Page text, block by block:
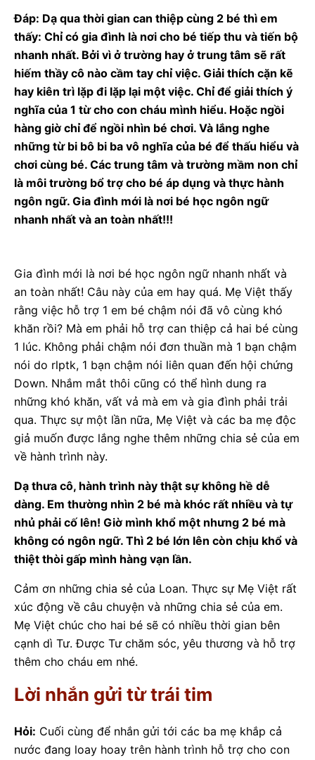
Đáp: Dạ qua thời gian can thiệp cùng 2 bé thì em
thấy: Chỉ có gia đình là nơi cho bé tiếp thu và tiến bộ
nhanh nhất. Bởi vì ở trường hay ở trung tâm sẽ rất
hiếm thầy cô nào cầm tay chỉ việc. Giải thích cặn kẽ
hay kiên trì lặp đi lặp lại một việc. Chỉ để giải thích ý
nghĩa của 1 từ cho con cháu mình hiểu. Hoặc ngồi
hàng giờ chỉ để ngồi nhìn bé chơi. Và lắng nghe
những từ bi bô bi ba vô nghĩa của bé để thấu hiểu và
chơi cùng bé. Các trung tâm và trường mầm non chỉ
là môi trường bổ trợ cho bé áp dụng và thực hành
ngôn ngữ. Gia đình mới là nơi bé học ngôn ngữ
nhanh nhất và an toàn nhất!!!
Gia đình mới là nơi bé học ngôn ngữ nhanh nhất và
an toàn nhất! Câu này của em hay quá. Mẹ Việt thấy
rằng việc hỗ trợ 1 em bé chậm nói đã vô cùng khó
khăn rồi? Mà em phải hỗ trợ can thiệp cả hai bé cùng
1 lúc. Không phải chậm nói đơn thuần mà 1 bạn chậm
nói do rlptk, 1 bạn chậm nói liên quan đến hội chứng
Down. Nhắm mắt thôi cũng có thể hình dung ra
những khó khăn, vất vả mà em và gia đình phải trải
qua. Thực sự một lần nữa, Mẹ Việt và các ba mẹ độc
giả muốn được lắng nghe thêm những chia sẻ của em
về hành trình này.
Dạ thưa cô, hành trình này thật sự không hề dễ
dàng. Em thường nhìn 2 bé mà khóc rất nhiều và tự
nhủ phải cố lên! Giờ mình khổ một nhưng 2 bé mà
không có ngôn ngữ. Thì 2 bé lớn lên còn chịu khổ và
thiệt thòi gấp mình hàng vạn lần.
Cảm ơn những chia sẻ của Loan. Thực sự Mẹ Việt rất
xúc động về câu chuyện và những chia sẻ của em.
Mẹ Việt chúc cho hai bé sẽ có nhiều thời gian bên
cạnh dì Tư. Được Tư chăm sóc, yêu thương và hỗ trợ
thêm cho cháu em nhé.
Lời nhắn gửi từ trái tim
Hỏi: Cuối cùng để nhắn gửi tới các ba mẹ khắp cả
nước đang loay hoay trên hành trình hỗ trợ cho con